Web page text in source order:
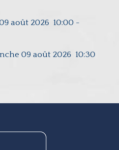
août 2026 10:00 -
09 août 2026 10:30